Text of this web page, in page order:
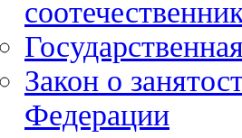
Закон о
Федерации